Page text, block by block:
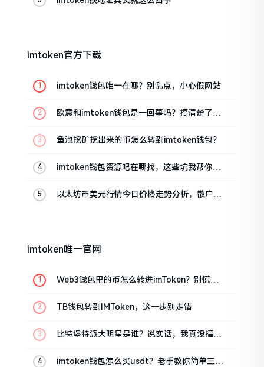
imtoken官方下载
imtoken钱包唯一在哪？别乱点，小心假网站
欧意和imtoken钱包是一回事吗？搞清楚了再
鱼池挖矿挖出来的币怎么转到imtoken钱包？
imtoken钱包资源吧在哪找，这些坑我帮你趟
以太坊币美元行情今日价格走势分析，散户如
imtoken唯一官网
Web3钱包里的币怎么转进imToken？别慌，
TB钱包转到IMToken，这一步别走错
比特堡特派大明星是谁？说实话，我真没搞明
imtoken钱包怎么买usdt？老手教你简单三步